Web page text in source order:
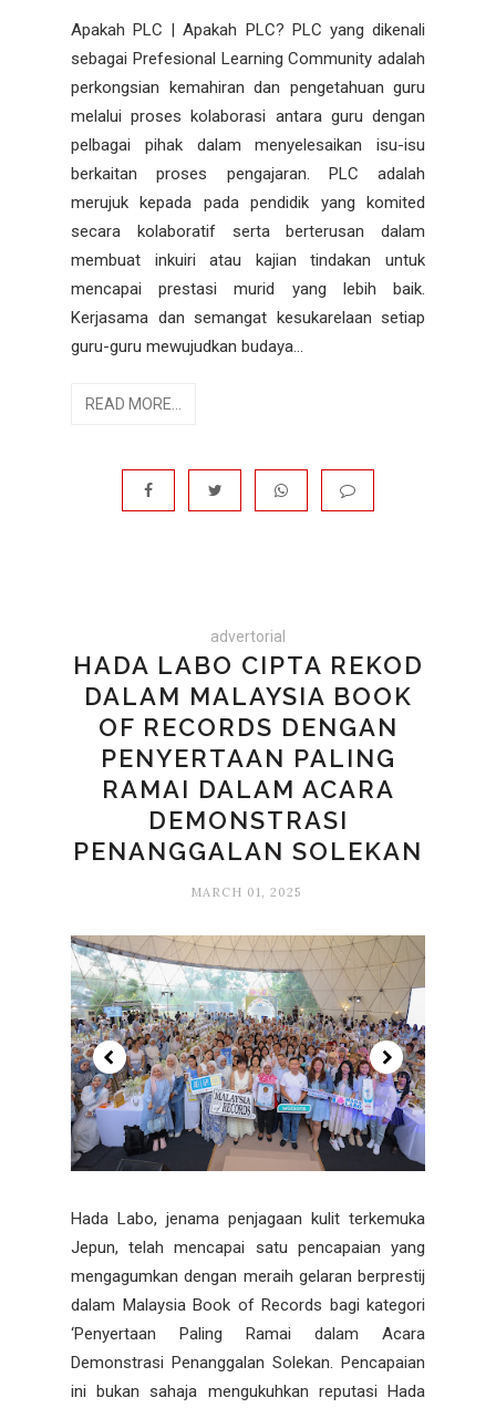
Apakah PLC | Apakah PLC? PLC yang dikenali
sebagai Prefesional Learning Community adalah
perkongsian kemahiran dan pengetahuan guru
melalui proses kolaborasi antara guru dengan
pelbagai pihak dalam menyelesaikan isu-isu
berkaitan proses pengajaran. PLC adalah
merujuk kepada pada pendidik yang komited
secara kolaboratif serta berterusan dalam
membuat inkuiri atau kajian tindakan untuk
mencapai prestasi murid yang lebih baik.
Kerjasama dan semangat kesukarelaan setiap
guru-guru mewujudkan budaya...
READ MORE...
advertorial
HADA LABO CIPTA REKOD
DALAM MALAYSIA BOOK
OF RECORDS DENGAN
PENYERTAAN PALING
RAMAI DALAM ACARA
DEMONSTRASI
PENANGGALAN SOLEKAN
MARCH 01, 2025
Hada Labo, jenama penjagaan kulit terkemuka
Jepun, telah mencapai satu pencapaian yang
mengagumkan dengan meraih gelaran berprestij
dalam Malaysia Book of Records bagi kategori
‘Penyertaan Paling Ramai dalam Acara
Demonstrasi Penanggalan Solekan. Pencapaian
ini bukan sahaja mengukuhkan reputasi Hada